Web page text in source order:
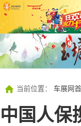
当前位置： 车展网
中国人保